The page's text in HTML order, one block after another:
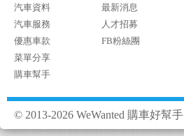
汽車資料
汽車服務
優惠車款
菜單分享
購車幫手
最新消息
人才招募
FB粉絲團
© 2013-2026 WeWanted 購車好幫手